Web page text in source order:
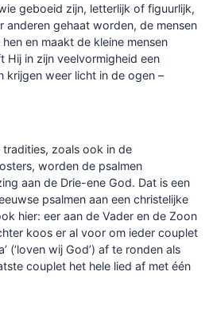
geboeid zijn, letterlijk of figuurlijk,
anderen gehaat worden, de mensen
en maakt de kleine mensen
Hij in zijn veelvormigheid een
krijgen weer licht in de ogen –
tradities, zoals ook in de
worden de psalmen
aan de Drie-ene God. Dat is een
psalmen aan een christelijke
hier: eer aan de Vader en de Zoon
koos er al voor om ieder couplet
(‘loven wij God’) af te ronden als
couplet het hele lied af met één